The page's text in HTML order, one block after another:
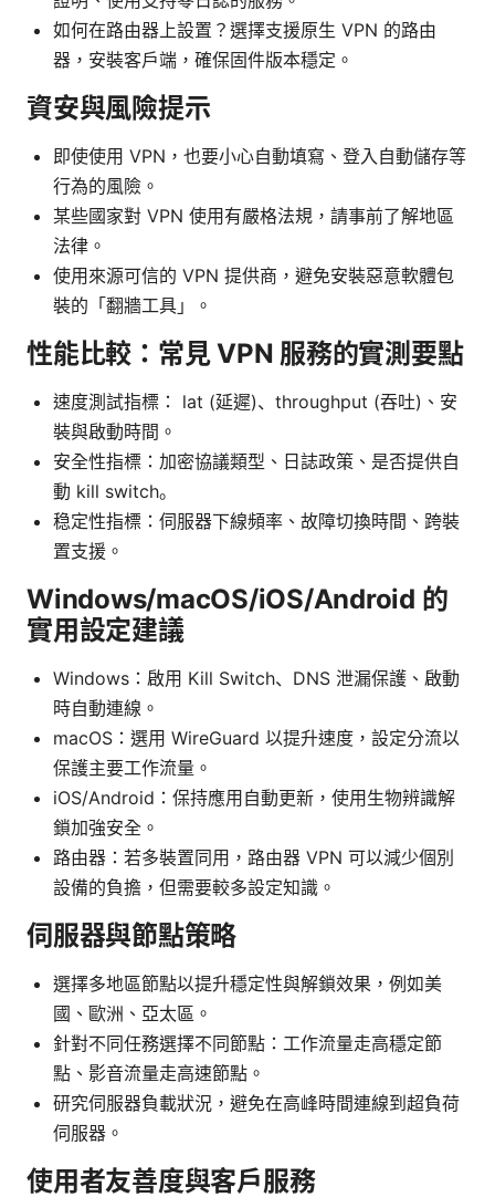
如何在路由器上設置？選擇支援原生 VPN 的路由
器，安裝客戶端，確保固件版本穩定。
資安與風險提示
即使使用 VPN，也要小心自動填寫、登入自動儲存等
行為的風險。
某些國家對 VPN 使用有嚴格法規，請事前了解地區
法律。
使用來源可信的 VPN 提供商，避免安裝惡意軟體包
裝的「翻牆工具」。
性能比較：常見 VPN 服務的實測要點
速度測試指標： lat (延遲)、throughput (吞吐)、安
裝與啟動時間。
安全性指標：加密協議類型、日誌政策、是否提供自
動 kill switch。
稳定性指標：伺服器下線頻率、故障切換時間、跨裝
置支援。
Windows/macOS/iOS/Android 的
實用設定建議
Windows：啟用 Kill Switch、DNS 泄漏保護、啟動
時自動連線。
macOS：選用 WireGuard 以提升速度，設定分流以
保護主要工作流量。
iOS/Android：保持應用自動更新，使用生物辨識解
鎖加強安全。
路由器：若多裝置同用，路由器 VPN 可以減少個別
設備的負擔，但需要較多設定知識。
伺服器與節點策略
選擇多地區節點以提升穩定性與解鎖效果，例如美
國、歐洲、亞太區。
針對不同任務選擇不同節點：工作流量走高穩定節
點、影音流量走高速節點。
研究伺服器負載狀況，避免在高峰時間連線到超負荷
伺服器。
使用者友善度與客戶服務